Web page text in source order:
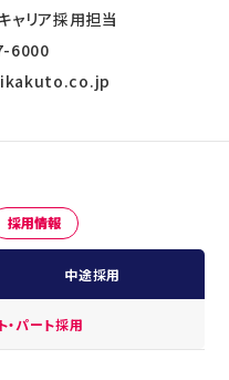
ャリア採用担当
6000
採用情報
中途採用
・パート採用